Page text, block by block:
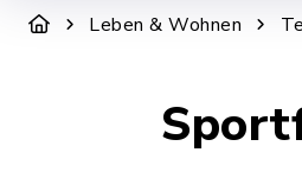
Leben & Wohnen